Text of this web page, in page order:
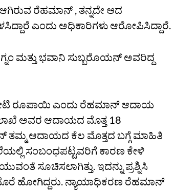
ರೆಹಮಾನ್ , ತನ್ನದೇ ಆದ
ಎಂದು ಅಧಿಕಾರಿಗಳು ಆರೋಪಿಸಿದ್ದಾರೆ.
ಮತ್ತು ಭವಾನಿ ಸುಬ್ಬರೊಯನ್ ಅವರಿದ್ದ
ರೂಪಾಯಿ ಎಂದು ರೆಹಮಾನ್ ಆದಾಯ
ಅವರ ಆದಾಯದ ಮೊತ್ತ 18
ತಮ್ಮ ಆದಾಯದ ಕೆಲ ಮೊತ್ತದ ಬಗ್ಗೆ ಮಾಹಿತಿ
ಸಂಬಂಧಪಟ್ಟವರಿಗೆ ಕಾರಣ ಕೇಳಿ
ಸೂಚಿಸಲಾಗಿತ್ತು. ಇದನ್ನು ಪ್ರಶ್ನಿಸಿ
ಹೋಗಿದ್ದರು. ನ್ಯಾಯಾಧಿಕರಣ ರೆಹಮಾನ್